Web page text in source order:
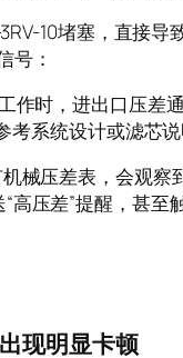
10堵塞，直接
号：
作时，进出口压差
系统设计或滤芯
械压差表，会观察
压差”提醒，甚至
现明显卡顿